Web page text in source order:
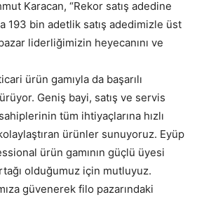
Karacan, “Rekor satış adedine
193 bin adetlik satış adedimizle üst
liderliğimizin heyecanını ve
ürün gamıyla da başarılı
Geniş bayi, satış ve servis
tüm ihtiyaçlarına hızlı
ürünler sunuyoruz. Eyüp
ürün gamının güçlü üyesi
olduğumuz için mutluyuz.
güvenerek filo pazarındaki